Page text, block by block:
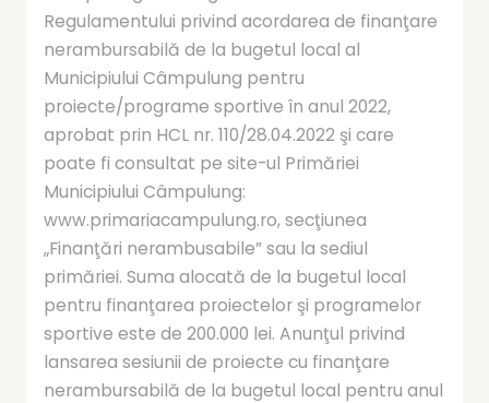
Regulamentului privind acordarea de finanţare
nerambursabilă de la bugetul local al
Municipiului Câmpulung pentru
proiecte/programe sportive în anul 2022,
aprobat prin HCL nr. 110/28.04.2022 şi care
poate fi consultat pe site-ul Primăriei
Municipiului Câmpulung:
www.primariacampulung.ro, secţiunea
„Finanţări nerambusabile” sau la sediul
primăriei. Suma alocată de la bugetul local
pentru finanţarea proiectelor şi programelor
sportive este de 200.000 lei. Anunţul privind
lansarea sesiunii de proiecte cu finanţare
nerambursabilă de la bugetul local pentru anul